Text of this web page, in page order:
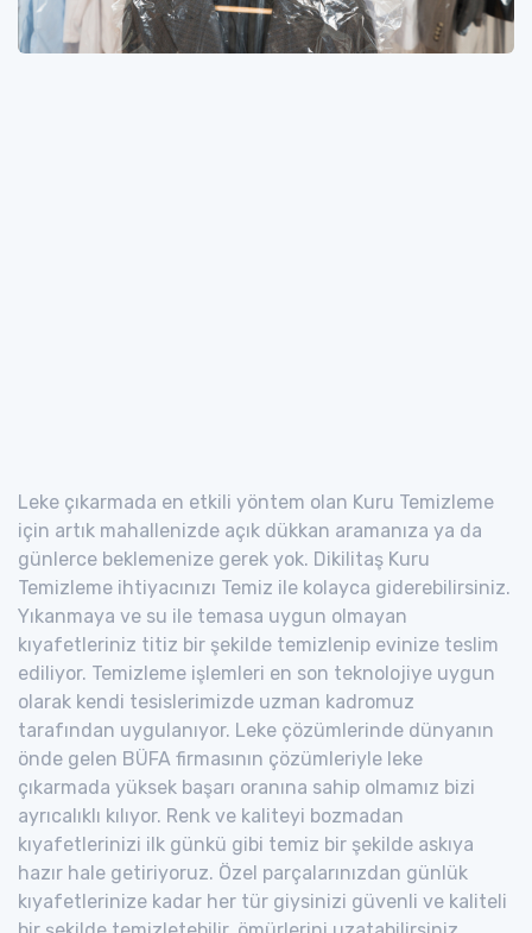
Leke çıkarmada en etkili yöntem olan Kuru Temizleme
için artık mahallenizde açık dükkan aramanıza ya da
günlerce beklemenize gerek yok. Dikilitaş Kuru
Temizleme ihtiyacınızı Temiz ile kolayca giderebilirsiniz.
Yıkanmaya ve su ile temasa uygun olmayan
kıyafetleriniz titiz bir şekilde temizlenip evinize teslim
ediliyor. Temizleme işlemleri en son teknolojiye uygun
olarak kendi tesislerimizde uzman kadromuz
tarafından uygulanıyor. Leke çözümlerinde dünyanın
önde gelen BÜFA firmasının çözümleriyle leke
çıkarmada yüksek başarı oranına sahip olmamız bizi
ayrıcalıklı kılıyor. Renk ve kaliteyi bozmadan
kıyafetlerinizi ilk günkü gibi temiz bir şekilde askıya
hazır hale getiriyoruz. Özel parçalarınızdan günlük
kıyafetlerinize kadar her tür giysinizi güvenli ve kaliteli